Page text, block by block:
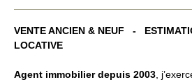
VENTE ANCIEN & NEUF -
LOCATIVE
Agent immobilier depuis 2003 ,